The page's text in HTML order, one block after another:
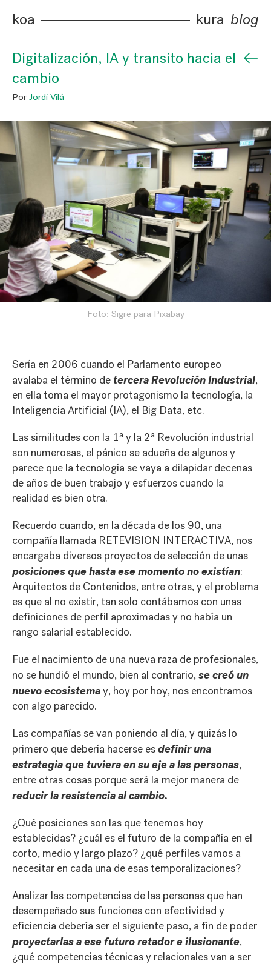
koa kura blog
Digitalización, IA y transito hacia el
cambio
←
Por Jordi Vilá
Foto: Sigre para Pixabay
Sería en 2006 cuando el Parlamento europeo
avalaba el término detercera Revolución Industrial,
en ella toma el mayor protagonismo la tecnología, la
Inteligencia Artificial (IA), el Big Data, etc.
Las similitudes con la 1ª y la 2ª Revolución industrial
son numerosas, el pánico se adueña de algunos y
parece que la tecnología se vaya a dilapidar decenas
de años de buen trabajo y esfuerzos cuando la
realidad es bien otra.
Recuerdo cuando, en la década de los 90, una
compañía llamada RETEVISION INTERACTIVA, nos
encargaba diversos proyectos de selección de unas
posiciones que hasta ese momento no existían:
Arquitectos de Contenidos, entre otras, y el problema
es que al no existir, tan solo contábamos con unas
definiciones de perfil aproximadas y no había un
rango salarial establecido.
Fue el nacimiento de una nueva raza de profesionales,
no se hundió el mundo, bien al contrario,se creó un
nuevo ecosistemay, hoy por hoy, nos encontramos
con algo parecido.
Las compañías se van poniendo al día, y quizás lo
primero que debería hacerse esdefinir una
estrategia que tuviera en su eje a las personas,
entre otras cosas porque será la mejor manera de
reducir la resistencia al cambio.
¿Qué posiciones son las que tenemos hoy
establecidas? ¿cuál es el futuro de la compañía en el
corto, medio y largo plazo? ¿qué perfiles vamos a
necesitar en cada una de esas temporalizaciones?
Analizar las competencias de las personas que han
desempeñado sus funciones con efectividad y
eficiencia debería ser el siguiente paso, a fin de poder
proyectarlas a ese futuro retador e ilusionante,
¿qué competencias técnicas y relacionales van a ser